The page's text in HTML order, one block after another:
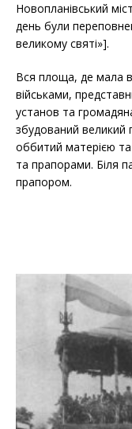
Новопланівський
день були
великому святі»].
Вся площа, де мала
військами,
установ та
збудований великий
оббитий матерією
та прапорами. Біля
прапором.